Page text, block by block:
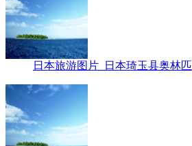
日本旅游图片_日本琦玉县奥林匹